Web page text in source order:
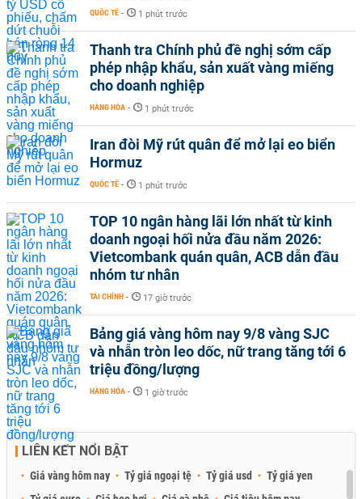
QUỐC TẾ - 1 phút trước
Thanh tra Chính phủ đề nghị sớm cấp
phép nhập khẩu, sản xuất vàng miếng
cho doanh nghiệp
HÀNG HÓA - 1 phút trước
Iran đòi Mỹ rút quân để mở lại eo biển
Hormuz
QUỐC TẾ - 1 phút trước
TOP 10 ngân hàng lãi lớn nhất từ kinh
doanh ngoại hối nửa đầu năm 2026:
Vietcombank quán quân, ACB dẫn đầu
nhóm tư nhân
TÀI CHÍNH - 17 giờ trước
Bảng giá vàng hôm nay 9/8 vàng SJC
và nhẫn tròn leo dốc, nữ trang tăng tới 6
triệu đồng/lượng
HÀNG HÓA - 1 giờ trước
LIÊN KẾT NỔI BẬT
Giá vàng hôm nay Tỷ giá ngoại tệ Tỷ giá usd
Tỷ giá yen